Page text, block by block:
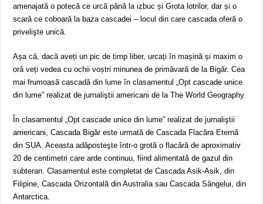
amenajată o potecă ce urcă până la izbuc și Grota lotrilor, dar și o
scară ce coboară la baza cascadei – locul din care cascada oferă o
privelişte unică.
Așa că, dacă aveți un pic de timp liber, urcați în mașină și maxim o
oră veți vedea cu ochii voștri minunea de primăvară de la Bigăr. Cea
mai frumoasă cascadă din lume în clasamentul „Opt cascade unice
din lume” realizat de jurnaliştii americani de la The World Geography.
În clasamentul „Opt cascade unice din lume” realizat de jurnaliştii
americani, Cascada Bigăr este urmată de Cascada Flacăra Eternă
din SUA. Aceasta adăposteşte într-o grotă o flacără de aproximativ
20 de centimetri care arde continuu, fiind alimentată de gazul din
subteran. Clasamentul este completat de Cascada Asik-Asik, din
Filipine, Cascada Orizontală din Australia sau Cascada Sângelui, din
Antarctica.